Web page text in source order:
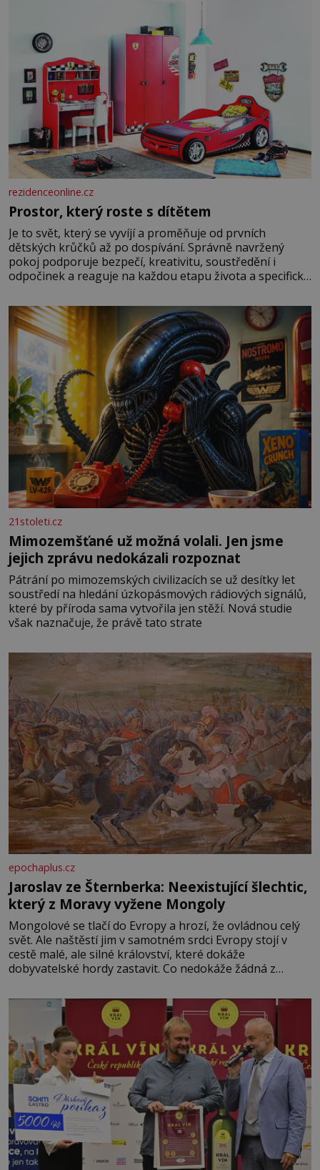
rezidenceonline.cz
Prostor, který roste s dítětem
Je to svět, který se vyvíjí a proměňuje od prvních
dětských krůčků až po dospívání. Správně navržený
pokoj podporuje bezpečí, kreativitu, soustředění i
odpočinek a reaguje na každou etapu života a specifické
měkkost a bezpečí, proto by pokoj miminka měl působit
především klidně a útulně. Předškolní věk je
21stoleti.cz
Mimozemšťané už možná volali. Jen jsme
jejich zprávu nedokázali rozpoznat
Pátrání po mimozemských civilizacích se už desítky let
soustředí na hledání úzkopásmových rádiových signálů,
které by příroda sama vytvořila jen stěží. Nová studie
však naznačuje, že právě tato strate
epochaplus.cz
Jaroslav ze Šternberka: Neexistující šlechtic,
který z Moravy vyžene Mongoly
Mongolové se tlačí do Evropy a hrozí, že ovládnou celý
svět. Ale naštěstí jim v samotném srdci Evropy stojí v
cestě malé, ale silné království, které dokáže
dobyvatelské hordy zastavit. Co nedokáže žádná z
král. Nebo že by ne? Mongolové od roku 1223 postupují
podél Kaspického a Azovského moře,